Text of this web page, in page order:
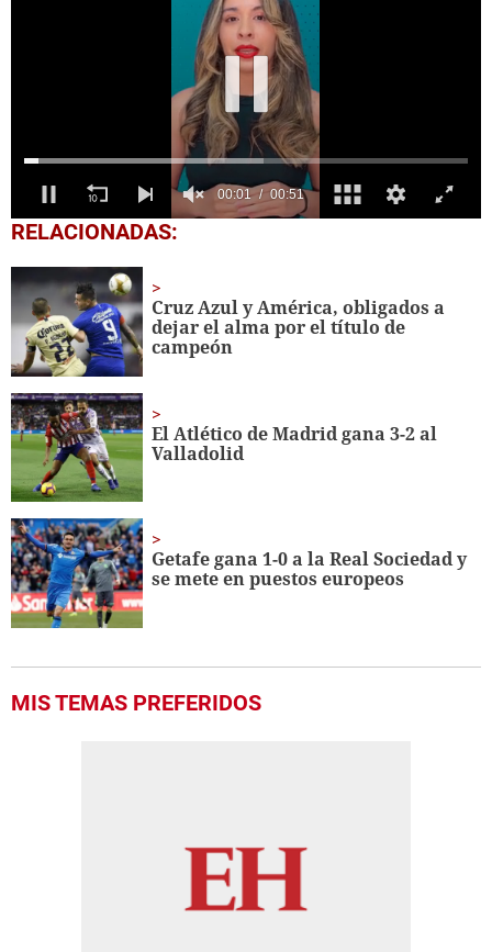
0
seconds
51
seconds
RELACIONADAS:
Cruz Azul y América, obligados a
dejar el alma por el título de
campeón
El Atlético de Madrid gana 3-2 al
Valladolid
Getafe gana 1-0 a la Real Sociedad y
se mete en puestos europeos
MIS TEMAS PREFERIDOS